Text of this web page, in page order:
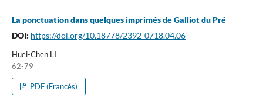
La ponctuation dans quelques imprimés de Galliot du Pré
DOI: https://doi.org/10.18778/2392-0718.04.06
Huei-Chen LI
62-79
PDF (Francés)